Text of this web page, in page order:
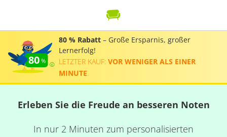
80
80 % Rabatt – Große Ersparnis, großer
Lernerfolg!
LETZTER KAUF: VOR WENIGER ALS EINER
MINUTE.
Erleben Sie die Freude an besseren Noten
In nur 2 Minuten zum personalisierten